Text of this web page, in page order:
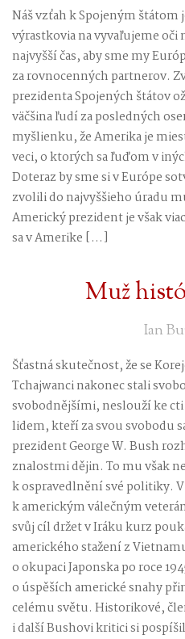
Náš vzťah k Spojeným
výrastkovia na vyvaľujeme oči
najvyšší čas, aby sme my
za rovnocenných partnerov.
prezidenta Spojených štátov
väčšina ľudí za posledných
myšlienku, že Amerika je
veci, o ktorých sa ľuďom v
Doteraz by sme si v Európe
zvolili do najvyššieho úradu
Americký prezident je však
sa v Amerike […]
Muž
Ian
Šťastná skutečnost, že se
Tchajwanci nakonec stali
svobodnějšími, neslouží ke cti
lidem, kteří za svou svobodu
prezident George W. Bush
znalostmi dějin. To mu však
k ospravedlnění své politiky.
k americkým válečným
svůj cíl držet v Iráku kurz
amerického stažení z
o okupaci Japonska po roce
o úspěších americké snahy
celému světu. Historikové,
i další Bushovi kritici si